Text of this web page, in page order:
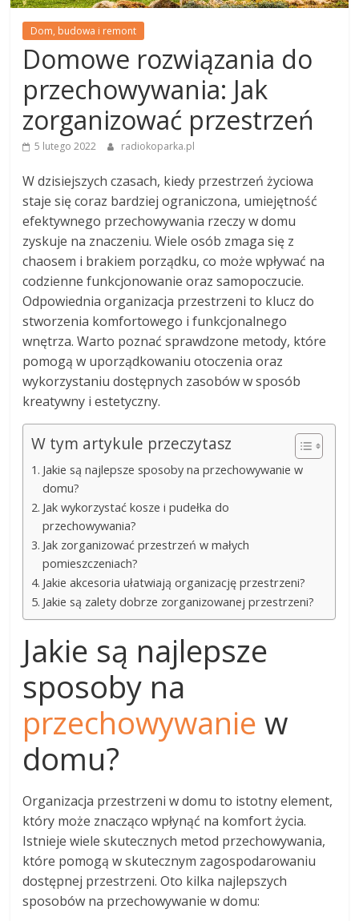
Dom, budowa i remont
Domowe rozwiązania do
przechowywania: Jak
zorganizować przestrzeń
5 lutego 2022 radiokoparka.pl
W dzisiejszych czasach, kiedy przestrzeń życiowa
staje się coraz bardziej ograniczona, umiejętność
efektywnego przechowywania rzeczy w domu
zyskuje na znaczeniu. Wiele osób zmaga się z
chaosem i brakiem porządku, co może wpływać na
codzienne funkcjonowanie oraz samopoczucie.
Odpowiednia organizacja przestrzeni to klucz do
stworzenia komfortowego i funkcjonalnego
wnętrza. Warto poznać sprawdzone metody, które
pomogą w uporządkowaniu otoczenia oraz
wykorzystaniu dostępnych zasobów w sposób
kreatywny i estetyczny.
W tym artykule przeczytasz
Jakie są najlepsze sposoby na przechowywanie w
domu?
Jak wykorzystać kosze i pudełka do
przechowywania?
Jak zorganizować przestrzeń w małych
pomieszczeniach?
Jakie akcesoria ułatwiają organizację przestrzeni?
Jakie są zalety dobrze zorganizowanej przestrzeni?
Jakie są najlepsze
sposoby na
przechowywanie w
domu?
Organizacja przestrzeni w domu to istotny element,
który może znacząco wpłynąć na komfort życia.
Istnieje wiele skutecznych metod przechowywania,
które pomogą w skutecznym zagospodarowaniu
dostępnej przestrzeni. Oto kilka najlepszych
sposobów na przechowywanie w domu: